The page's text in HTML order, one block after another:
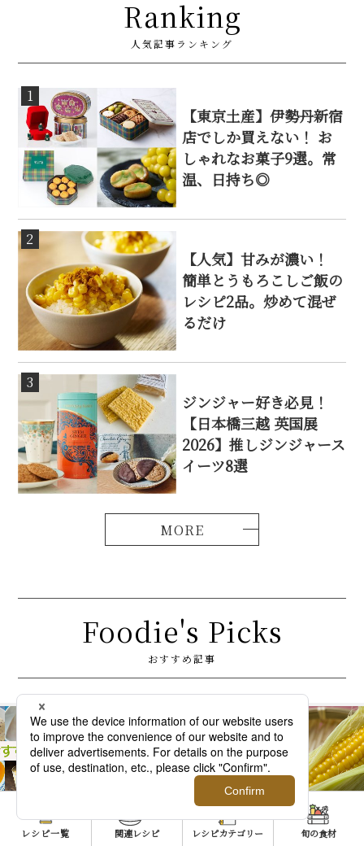
Ranking
人気記事ランキング
1
【東京土産】伊勢丹新宿
店でしか買えない！ お
しゃれなお菓子9選。常
温、日持ち◎
2
【人気】甘みが濃い！
簡単とうもろこしご飯の
レシピ2品。炒めて混ぜ
るだけ
3
ジンジャー好き必見！
【日本橋三越 英国展
2026】推しジンジャース
イーツ8選
Foodie's Picks
おすすめ記事
むき方と
本橋 千
【基本】とうもろこ
しのゆで方。甘さを
【簡単】
の人気レ
レシピ一覧 関連レシピ レシピカテゴリー 旬の食材